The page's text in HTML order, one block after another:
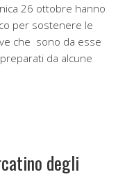
26 ottobre hanno
per sostenere le
che sono da esse
da alcune
degli